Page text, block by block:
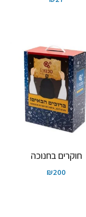
חוקרים בחנוכה
₪200